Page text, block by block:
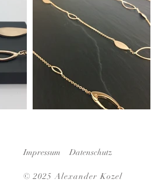
Impressum Datenschutz
© 2025 Alexander Kozel